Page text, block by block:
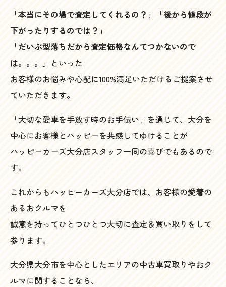
「本当にその場で査定してくれるの？」「後から値段が
下がったりするのでは？」
「だいぶ型落ちだから査定価格なんてつかないので
は。。。」 といった
お客様のお悩みや心配に100%満足いただけるご提案させ
ていただきます。
「大切な愛車を手放す時のお手伝い」を通じて、大分を
中心にお客様とハッピーを共感してゆけることが
ハッピーカーズ大分店スタッフ一同の喜びでもあるので
す。
これからもハッピーカーズ大分店では、お客様の愛着の
あるおクルマを
誠意を持ってひとつひとつ大切に査定＆買い取りをして
参ります。
大分県大分市を中心としたエリアの中古車買取りやおク
ルマに関することなら、